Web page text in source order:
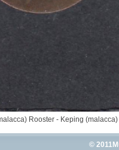
Rooster - Keping
©